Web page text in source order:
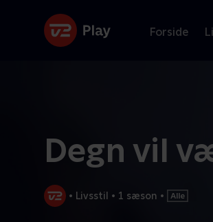
Forside
Degn vil
• Livsstil • 1 sæson •